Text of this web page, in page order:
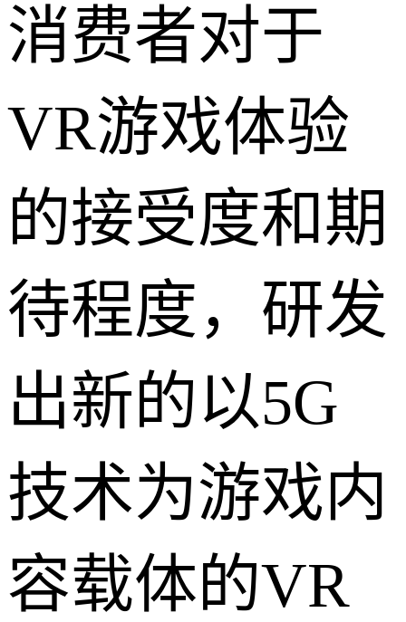
消费者对于
VR游戏体验
的接受度和期
待程度，研发
出新的以5G
技术为游戏内
容载体的VR